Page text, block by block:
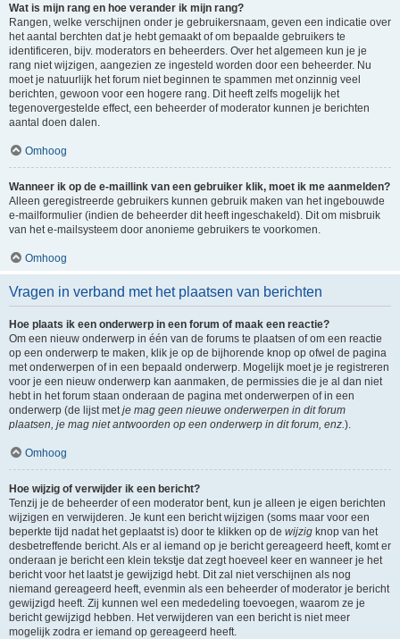
Wat is mijn rang en hoe verander ik mijn rang?
Rangen, welke verschijnen onder je gebruikersnaam, geven een indicatie over
het aantal berchten dat je hebt gemaakt of om bepaalde gebruikers te
identificeren, bijv. moderators en beheerders. Over het algemeen kun je je
rang niet wijzigen, aangezien ze ingesteld worden door een beheerder. Nu
moet je natuurlijk het forum niet beginnen te spammen met onzinnig veel
berichten, gewoon voor een hogere rang. Dit heeft zelfs mogelijk het
tegenovergestelde effect, een beheerder of moderator kunnen je berichten
aantal doen dalen.
Omhoog
Wanneer ik op de e-maillink van een gebruiker klik, moet ik me aanmelden?
Alleen geregistreerde gebruikers kunnen gebruik maken van het ingebouwde
e-mailformulier (indien de beheerder dit heeft ingeschakeld). Dit om misbruik
van het e-mailsysteem door anonieme gebruikers te voorkomen.
Omhoog
Vragen in verband met het plaatsen van berichten
Hoe plaats ik een onderwerp in een forum of maak een reactie?
Om een nieuw onderwerp in één van de forums te plaatsen of om een reactie
op een onderwerp te maken, klik je op de bijhorende knop op ofwel de pagina
met onderwerpen of in een bepaald onderwerp. Mogelijk moet je je registreren
voor je een nieuw onderwerp kan aanmaken, de permissies die je al dan niet
hebt in het forum staan onderaan de pagina met onderwerpen of in een
onderwerp (de lijst met je mag geen nieuwe onderwerpen in dit forum
plaatsen, je mag niet antwoorden op een onderwerp in dit forum, enz. ).
Omhoog
Hoe wijzig of verwijder ik een bericht?
Tenzij je de beheerder of een moderator bent, kun je alleen je eigen berichten
wijzigen en verwijderen. Je kunt een bericht wijzigen (soms maar voor een
beperkte tijd nadat het geplaatst is) door te klikken op de wijzig knop van het
desbetreffende bericht. Als er al iemand op je bericht gereageerd heeft, komt er
onderaan je bericht een klein tekstje dat zegt hoeveel keer en wanneer je het
bericht voor het laatst je gewijzigd hebt. Dit zal niet verschijnen als nog
niemand gereageerd heeft, evenmin als een beheerder of moderator je bericht
gewijzigd heeft. Zij kunnen wel een mededeling toevoegen, waarom ze je
bericht gewijzigd hebben. Het verwijderen van een bericht is niet meer
mogelijk zodra er iemand op gereageerd heeft.